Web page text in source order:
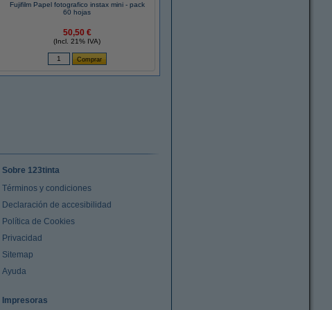
Fujifilm Papel fotografico instax mini - pack
60 hojas
50,50 €
(Incl. 21% IVA)
Sobre 123tinta
Términos y condiciones
Declaración de accesibilidad
Política de Cookies
Privacidad
Sitemap
Ayuda
Impresoras